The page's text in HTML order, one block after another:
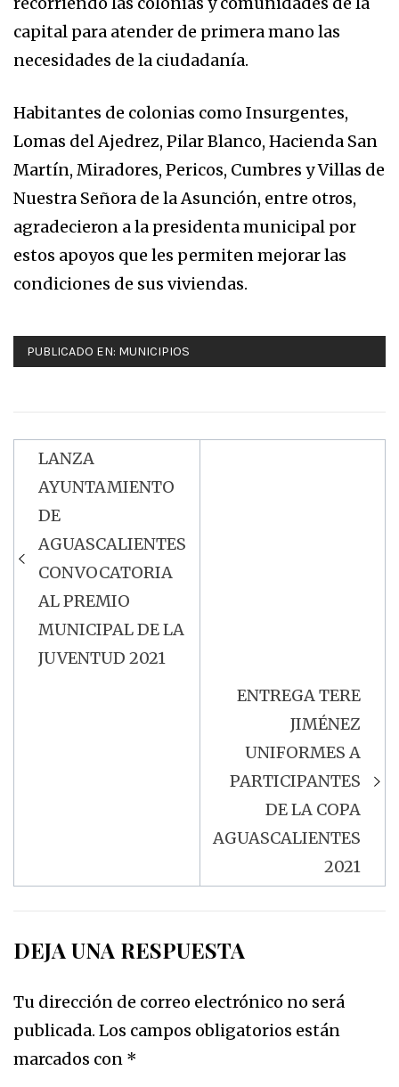
capital para atender de primera mano las
necesidades de la ciudadanía.
Habitantes de colonias como Insurgentes,
Lomas del Ajedrez, Pilar Blanco, Hacienda San
Martín, Miradores, Pericos, Cumbres y Villas de
Nuestra Señora de la Asunción, entre otros,
agradecieron a la presidenta municipal por
estos apoyos que les permiten mejorar las
condiciones de sus viviendas.
PUBLICADO EN: MUNICIPIOS
Navegación
de
entradas
LANZA
AYUNTAMIENTO
DE
AGUASCALIENTES
CONVOCATORIA
AL PREMIO
MUNICIPAL DE LA
JUVENTUD 2021
ENTREGA TERE
JIMÉNEZ
UNIFORMES A
PARTICIPANTES
DE LA COPA
AGUASCALIENTES
2021
DEJA UNA RESPUESTA
Tu dirección de correo electrónico no será
publicada. Los campos obligatorios están
marcados con *